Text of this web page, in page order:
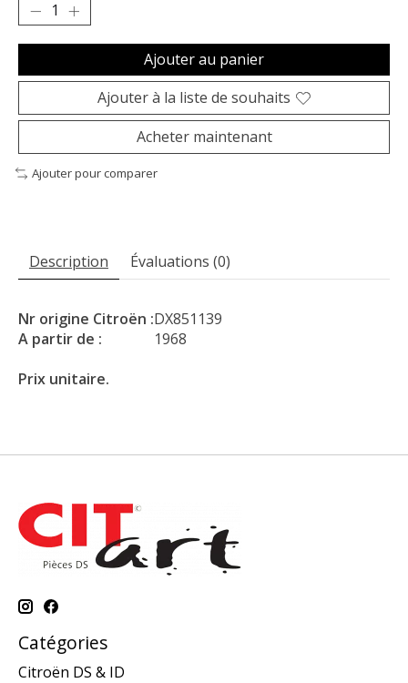
Ajouter au panier
Ajouter à la liste de souhaits
Acheter maintenant
Ajouter pour comparer
Description Évaluations (0)
Nr origine Citroën :DX851139
A partir de :
1968
Prix unitaire.
Catégories
Citroën DS & ID